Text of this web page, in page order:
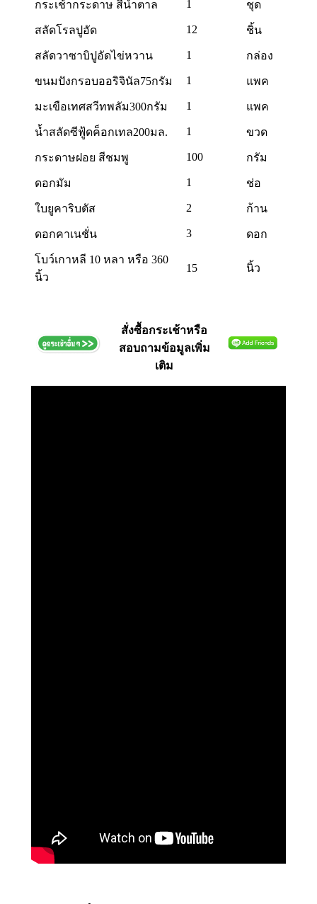
กระเช้ากระดาษ สีน้ำตาล 1 ชุด
สลัดโรลปูอัด 12 ชิ้น
สลัดวาซาบิปูอัดไข่หวาน 1 กล่อง
ขนมปังกรอบออริจินัล75กรัม 1 แพค
มะเขือเทศสวีทพลัม300กรัม 1 แพค
น้ำสลัดซีฟู้ดค็อกเทล200มล. 1 ขวด
กระดาษฝอย สีชมพู 100 กรัม
ดอกมัม 1 ช่อ
ใบยูคาริบตัส 2 ก้าน
ดอกคาเนชั่น 3 ดอก
โบว์เกาหลี 10 หลา หรือ 360
นิ้ว
15 นิ้ว
สั่งซื้อกระเช้าหรือ
สอบถามข้อมูลเพิ่ม
เติม